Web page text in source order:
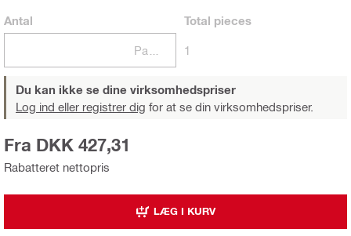
Antal Total pieces
1
Du kan ikke se dine virksomhedspriser
Log ind eller registrer dig for at se din virksomhedspriser.
Rabatteret nettopris
Fra DKK 427,31
LÆG I KURV